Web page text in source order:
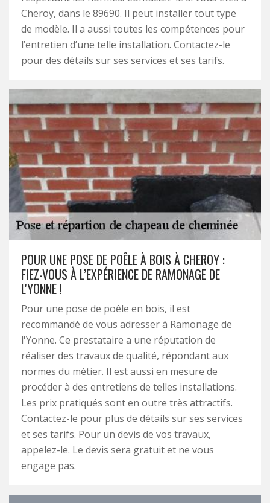
Cheroy, dans le 89690. Il peut installer tout type
de modèle. Il a aussi toutes les compétences pour
l’entretien d’une telle installation. Contactez-le
pour des détails sur ses services et ses tarifs.
POUR UNE POSE DE POÊLE À BOIS À CHEROY :
FIEZ-VOUS À L’EXPÉRIENCE DE RAMONAGE DE
L'YONNE !
Pour une pose de poêle en bois, il est
recommandé de vous adresser à Ramonage de
l'Yonne. Ce prestataire a une réputation de
réaliser des travaux de qualité, répondant aux
normes du métier. Il est aussi en mesure de
procéder à des entretiens de telles installations.
Les prix pratiqués sont en outre très attractifs.
Contactez-le pour plus de détails sur ses services
et ses tarifs. Pour un devis de vos travaux,
appelez-le. Le devis sera gratuit et ne vous
engage pas.